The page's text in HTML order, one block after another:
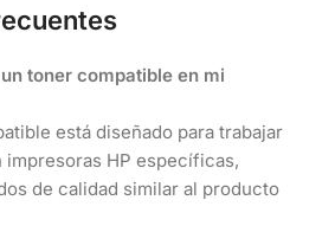
toner compatible en mi
está diseñado para trabajar
HP específicas,
de calidad similar al producto